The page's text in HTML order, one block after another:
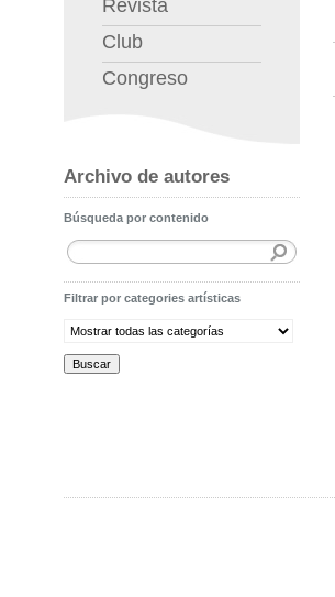
Revista
Club
Congreso
Archivo de autores
Búsqueda por contenido
Filtrar por categories artísticas